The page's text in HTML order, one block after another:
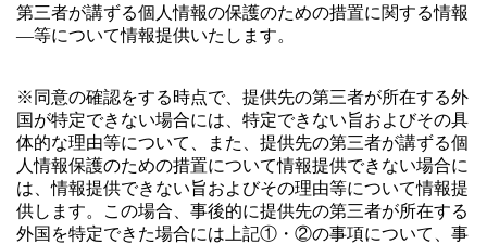
第三者が講ずる個人情報の保護のための措置に関する情報
―等について情報提供いたします。
※同意の確認をする時点で、提供先の第三者が所在する外
国が特定できない場合には、特定できない旨およびその具
体的な理由等について、また、提供先の第三者が講ずる個
人情報保護のための措置について情報提供できない場合に
は、情報提供できない旨およびその理由等について情報提
供します。この場合、事後的に提供先の第三者が所在する
外国を特定できた場合には上記①・②の事項について、事